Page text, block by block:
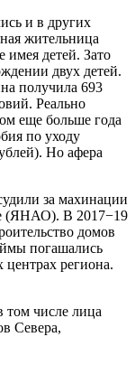
и в других
жительница
имея детей. Зато
двух детей.
получила 693
Реально
еще больше года
по уходу
Но афера
за махинации
(ЯНАО). В 2017−19
домов
погашались
центрах региона.
числе лица
Севера,